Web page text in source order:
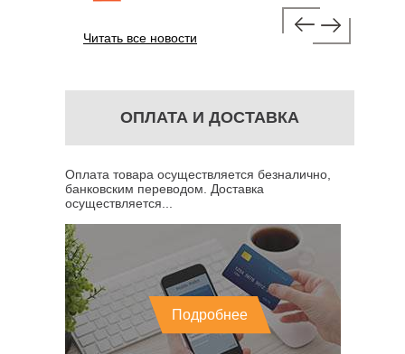
Читать все новости
ОПЛАТА И ДОСТАВКА
Оплата товара осуществляется безналично,
банковским переводом. Доставка
осуществляется...
Подробнее